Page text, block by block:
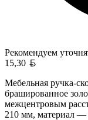
Рекомендуем
15,30
Мебельная ручка-
брашированное
межцентровым
210 мм, материал